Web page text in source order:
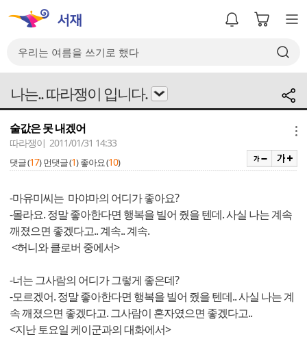
나는.. 따라쟁이 입니다.
술값은 못 내겠어
따라쟁이 2011/01/31 14:33
댓글 (17) 먼댓글 (1) 좋아요 (10)
-마유미씨는 마야마의 어디가 좋아요?
-몰라요. 정말 좋아한다면 행복을 빌어 줬을 텐데. 사실 나는 계속
깨졌으면 좋겠다고.. 계속.. 계속.
<허니와 클로버 중에서>
-너는 그사람의 어디가 그렇게 좋은데?
-모르겠어. 정말 좋아한다면 행복을 빌어 줬을 텐데.. 사실 나는 계
속 깨졌으면 좋겠다고. 그사람이 혼자였으면 좋겠다고..
<지난 토요일 케이군과의 대화에서>